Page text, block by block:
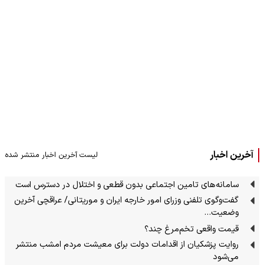
آخرین اخبار لیست آخرین اخبار منتشر شده
سامانه‌های تامین اجتماعی بدون قطعی و اختلال در دسترس است
گفت‌وگوی تلفنی وزرای امور خارجه ایران و موریتانی/ عراقچی آخرین
وضعیت…
قیمت واقعی تخم‌مرغ چند؟
روایت پزشکیان از اقدامات دولت برای معیشت مردم امشب منتشر
می‌شود